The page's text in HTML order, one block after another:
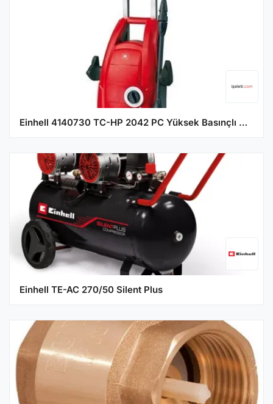
Einhell 4140730 TC-HP 2042 PC Yüksek Basınçlı Yıkama Makinası
Einhell TE-AC 270/50 Silent Plus